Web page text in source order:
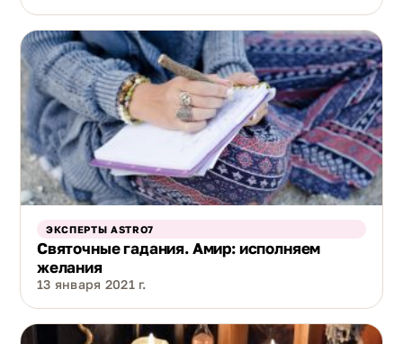
ЭКСПЕРТЫ ASTRO7
Святочные гадания. Амир: исполняем
желания
13 января 2021 г.